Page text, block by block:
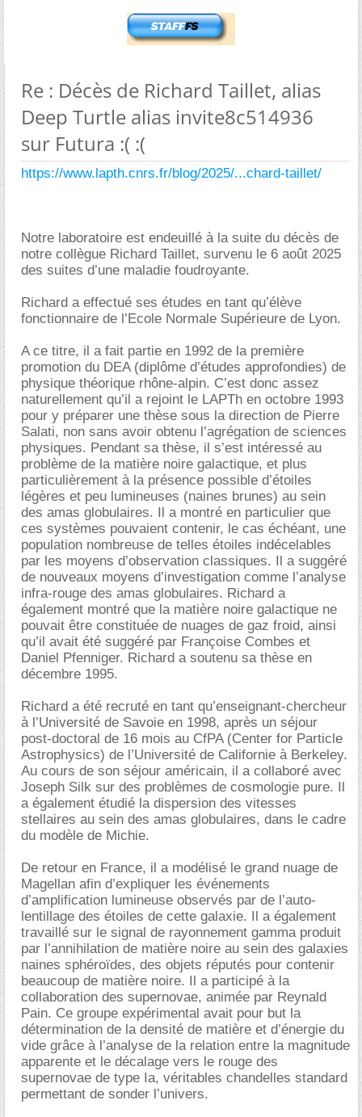
Re : Décès de Richard Taillet, alias
Deep Turtle alias invite8c514936
sur Futura :( :(
https://www.lapth.cnrs.fr/blog/2025/...chard-taillet/
Notre laboratoire est endeuillé à la suite du décès de
notre collègue Richard Taillet, survenu le 6 août 2025
des suites d’une maladie foudroyante.
Richard a effectué ses études en tant qu’élève
fonctionnaire de l’Ecole Normale Supérieure de Lyon.
A ce titre, il a fait partie en 1992 de la première
promotion du DEA (diplôme d’études approfondies) de
physique théorique rhône-alpin. C’est donc assez
naturellement qu’il a rejoint le LAPTh en octobre 1993
pour y préparer une thèse sous la direction de Pierre
Salati, non sans avoir obtenu l’agrégation de sciences
physiques. Pendant sa thèse, il s’est intéressé au
problème de la matière noire galactique, et plus
particulièrement à la présence possible d’étoiles
légères et peu lumineuses (naines brunes) au sein
des amas globulaires. Il a montré en particulier que
ces systèmes pouvaient contenir, le cas échéant, une
population nombreuse de telles étoiles indécelables
par les moyens d’observation classiques. Il a suggéré
de nouveaux moyens d’investigation comme l’analyse
infra-rouge des amas globulaires. Richard a
également montré que la matière noire galactique ne
pouvait être constituée de nuages de gaz froid, ainsi
qu’il avait été suggéré par Françoise Combes et
Daniel Pfenniger. Richard a soutenu sa thèse en
décembre 1995.
Richard a été recruté en tant qu’enseignant-chercheur
à l’Université de Savoie en 1998, après un séjour
post-doctoral de 16 mois au CfPA (Center for Particle
Astrophysics) de l’Université de Californie à Berkeley.
Au cours de son séjour américain, il a collaboré avec
Joseph Silk sur des problèmes de cosmologie pure. Il
a également étudié la dispersion des vitesses
stellaires au sein des amas globulaires, dans le cadre
du modèle de Michie.
De retour en France, il a modélisé le grand nuage de
Magellan afin d’expliquer les événements
d’amplification lumineuse observés par de l’auto-
lentillage des étoiles de cette galaxie. Il a également
travaillé sur le signal de rayonnement gamma produit
par l’annihilation de matière noire au sein des galaxies
naines sphéroïdes, des objets réputés pour contenir
beaucoup de matière noire. Il a participé à la
collaboration des supernovae, animée par Reynald
Pain. Ce groupe expérimental avait pour but la
détermination de la densité de matière et d’énergie du
vide grâce à l’analyse de la relation entre la magnitude
apparente et le décalage vers le rouge des
supernovae de type Ia, véritables chandelles standard
permettant de sonder l’univers.